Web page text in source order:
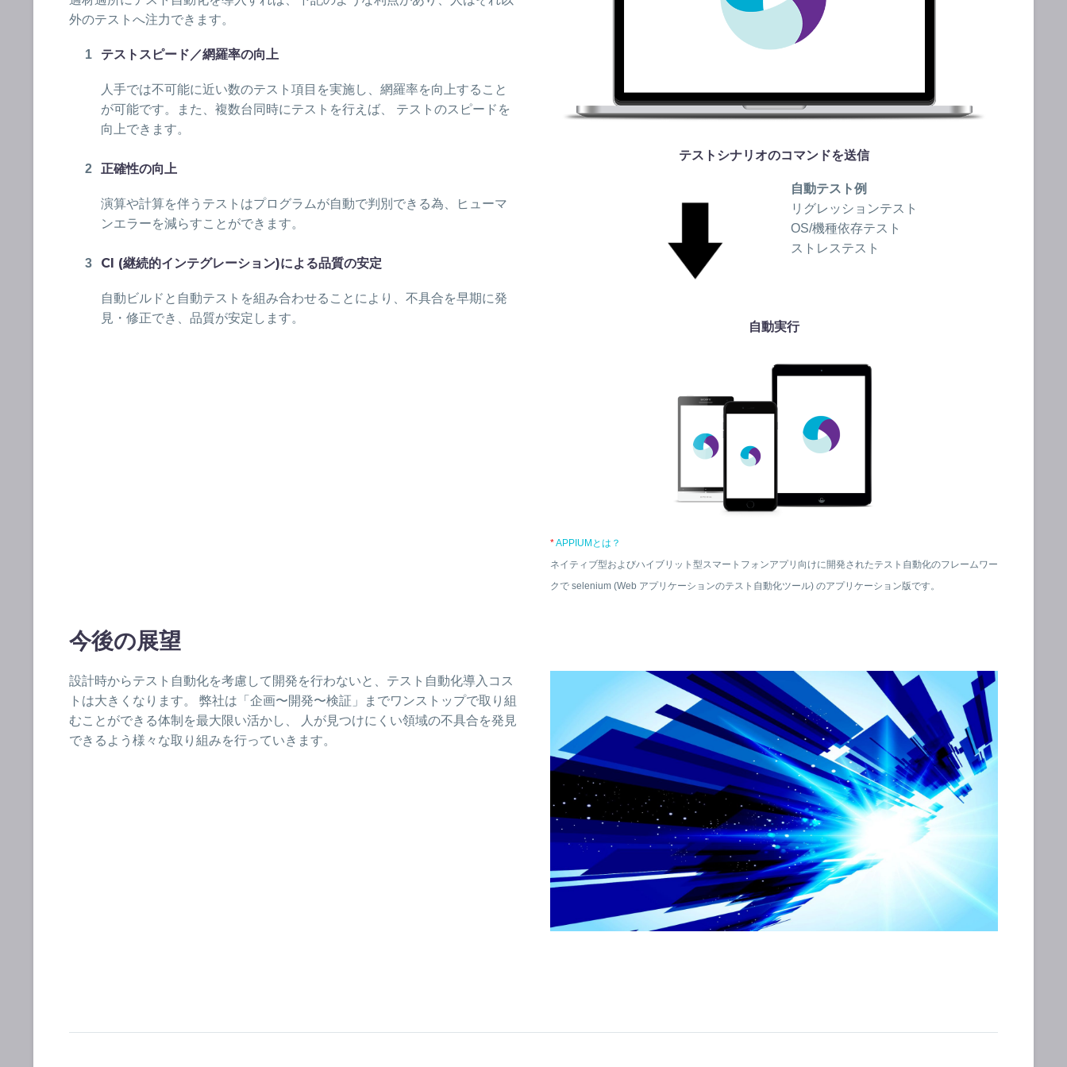
外のテストへ注力できます。
テストスピード／網羅率の向上
人手では不可能に近い数のテスト項目を実施し、網羅率を向上すること
が可能です。また、複数台同時にテストを行えば、 テストのスピードを
向上できます。
正確性の向上
演算や計算を伴うテストはプログラムが自動で判別できる為、ヒューマ
ンエラーを減らすことができます。
CI (継続的インテグレーション)による品質の安定
自動ビルドと自動テストを組み合わせることにより、不具合を早期に発
見・修正でき、品質が安定します。
テストシナリオのコマンドを送信
自動テスト例
リグレッションテスト
OS/機種依存テスト
ストレステスト
自動実行
*APPIUMとは？
ネイティブ型およびハイブリット型スマートフォンアプリ向けに開発されたテスト自動化のフレームワー
クで selenium (Web アプリケーションのテスト自動化ツール) のアプリケーション版です。
今後の展望
設計時からテスト自動化を考慮して開発を行わないと、テスト自動化導入コス
トは大きくなります。 弊社は「企画〜開発〜検証」までワンストップで取り組
むことができる体制を最大限い活かし、 人が見つけにくい領域の不具合を発見
できるよう様々な取り組みを行っていきます。